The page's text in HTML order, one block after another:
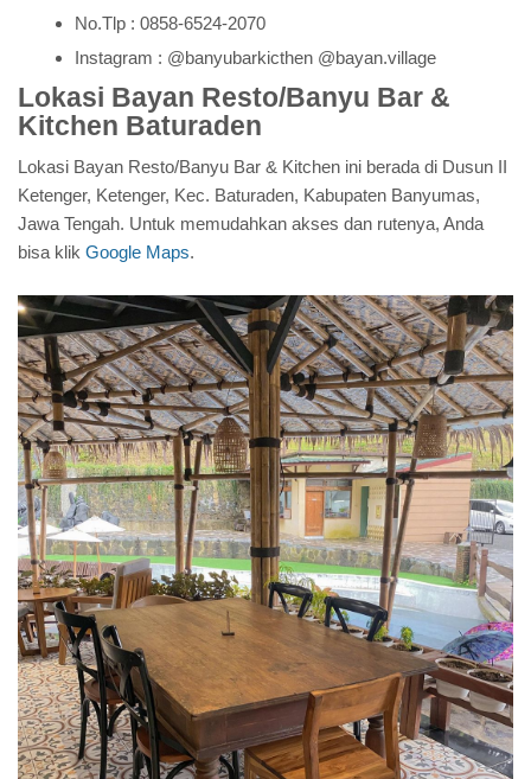
No.Tlp : 0858-6524-2070
Instagram : @banyubarkicthen @bayan.village
Lokasi Bayan Resto/Banyu Bar &
Kitchen Baturaden
Lokasi Bayan Resto/Banyu Bar & Kitchen ini berada di Dusun II
Ketenger, Ketenger, Kec. Baturaden, Kabupaten Banyumas,
Jawa Tengah. Untuk memudahkan akses dan rutenya, Anda
bisa klik Google Maps.